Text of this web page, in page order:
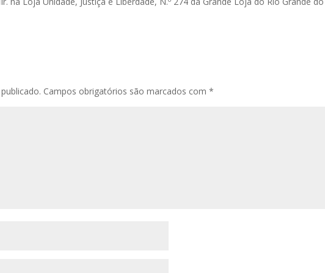
Campos obrigatórios são marcados com*